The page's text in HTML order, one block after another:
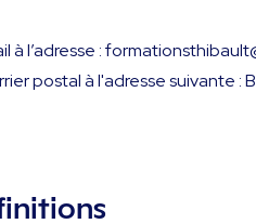
à l’adresse :
postal à l'adresse suivante :